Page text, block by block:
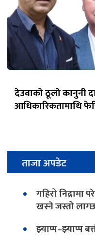
देउवाको ठूलो कानुनी
आधिकारिकतामाथि फेरि
ताजा अपडेट
गहिरो
खस्ने जस्तो
झ्याप्प–झ्याप्प